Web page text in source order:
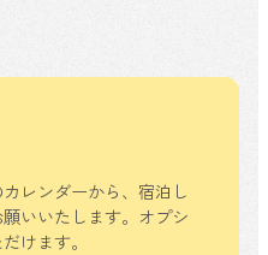
レンダーから、 宿泊し
いいたします。 オプシ
けます。